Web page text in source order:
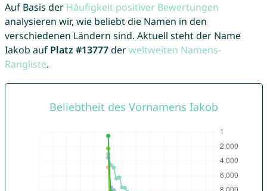
Auf Basis der Häufigkeit positiver Bewertungen
analysieren wir, wie beliebt die Namen in den
verschiedenen Ländern sind. Aktuell steht der Name
Iakob auf Platz #13777derweltweiten Namens-
Rangliste.